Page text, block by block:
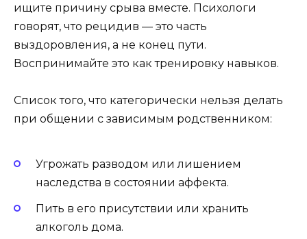
ищите причину срыва вместе. Психологи
говорят, что рецидив — это часть
выздоровления, а не конец пути.
Воспринимайте это как тренировку навыков.
Список того, что категорически нельзя делать
при общении с зависимым родственником:
Угрожать разводом или лишением
наследства в состоянии аффекта.
Пить в его присутствии или хранить
алкоголь дома.